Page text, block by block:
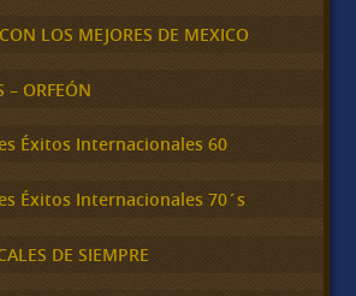
LOS MEJORES DE MEXICO
– ORFEÓN
Éxitos Internacionales 60
Éxitos Internacionales 70´s
DE SIEMPRE